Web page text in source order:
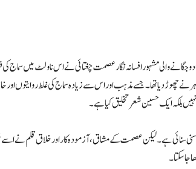
والی مشہور افسانہ نگار عصمت چغتائی نے اس ناولٹ میں سماج
چھوڑدیا تھا۔ جسے مذہب اور اس سے زیادہ سماج کی غلط روایتوں
بلکہ ایک حسین شعر تخلیق کیا ہے۔
سنی سنائی ہے۔ لیکن عصمت کے مشاق، آزمودہ کار اور خلاق قلم
جاسکتا۔